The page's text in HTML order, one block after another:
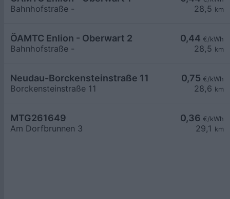
28,5 km
Bahnhofstraße -
0,44 €/kWh
28,5 km
ÖAMTC Enlion - Oberwart 2
Bahnhofstraße -
0,75 €/kWh
28,6 km
Neudau-Borckensteinstraße 11
Borckensteinstraße 11
0,36 €/kWh
29,1 km
MTG261649
Am Dorfbrunnen 3